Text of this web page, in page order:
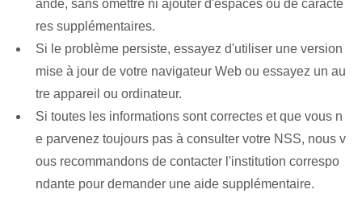
andé, sans omettre ni ajouter d'espaces ou de caractè
res supplémentaires.
Si le problème persiste, essayez d'utiliser une version
mise à jour de votre navigateur Web ou essayez un au
tre appareil ou ordinateur.
Si toutes les informations sont correctes ⁣et que vous n
e parvenez toujours pas à consulter votre NSS, nous v
ous recommandons de contacter l'institution correspo
ndante pour ‌demander une aide supplémentaire.